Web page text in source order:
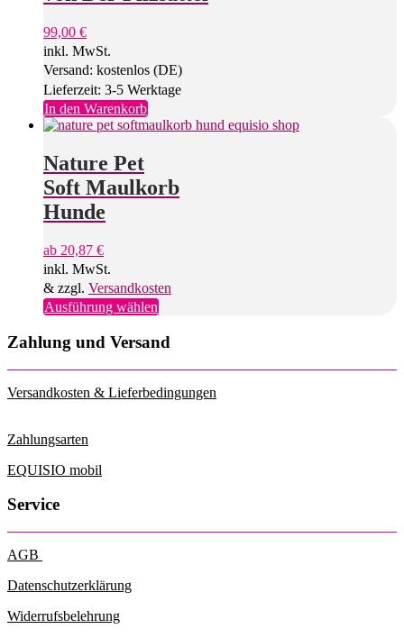
Optionen
Produktseite
gewählt
werden
99,00 €
inkl. MwSt.
Versand: kostenlos (DE)
Lieferzeit: 3-5 Werktage
In den Warenkorb
Nature Pet
Soft Maulkorb
Hunde
ab 20,87 €
inkl. MwSt.
& zzgl. Versandkosten
Ausführung wählenDieses
weist
Varianten
auf.
Die
Zahlung und Versand
Versandkosten & Lieferbedingungen
Zahlungsarten
EQUISIO mobil
Service
AGB
Datenschutzerklärung
Widerrufsbelehrung